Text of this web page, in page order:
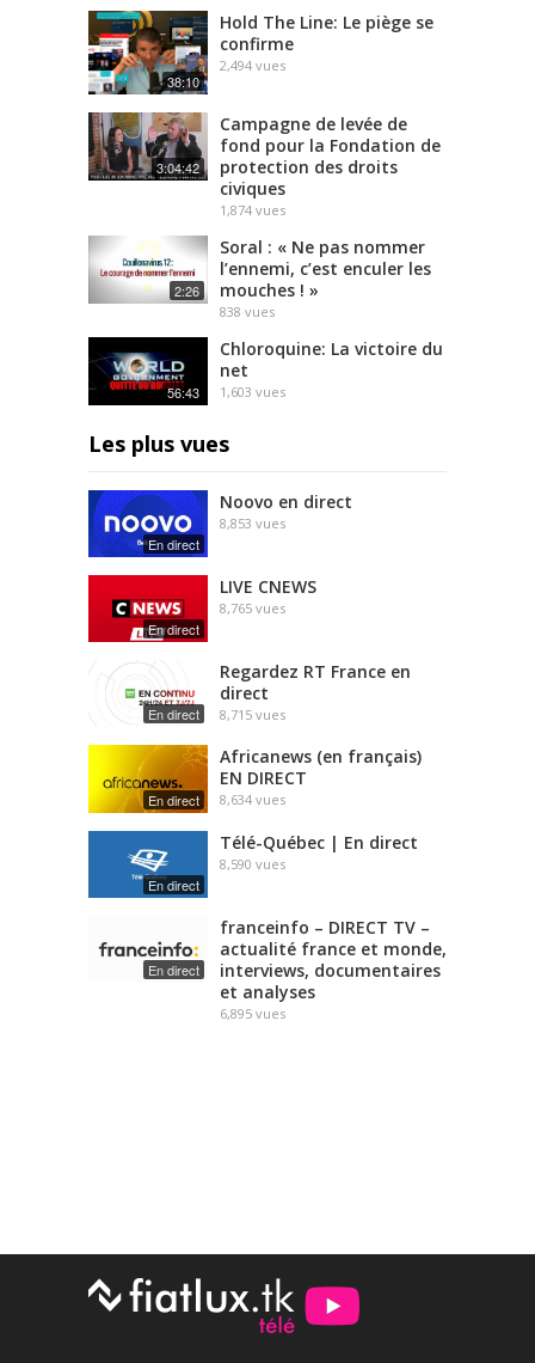
38:10
Hold The Line: Le piège se
confirme
2,494 vues
3:04:42
Campagne de levée de
fond pour la Fondation de
protection des droits
civiques
1,874 vues
2:26
Soral : « Ne pas nommer
l’ennemi, c’est enculer les
mouches ! »
838 vues
56:43
Chloroquine: La victoire du
net
1,603 vues
Les plus vues
En direct
Noovo en direct
8,853 vues
En direct
LIVE CNEWS
8,765 vues
En direct
Regardez RT France en
direct
8,715 vues
En direct
Africanews (en français)
EN DIRECT
8,634 vues
En direct
Télé-Québec | En direct
8,590 vues
En direct
franceinfo – DIRECT TV –
actualité france et monde,
interviews, documentaires
et analyses
6,895 vues